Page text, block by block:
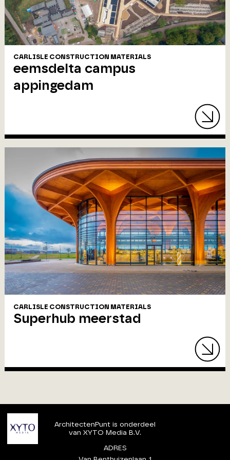
CARLISLE CONSTRUCTION MATERIALS
eemsdelta campus
appingedam
CARLISLE CONSTRUCTION MATERIALS
Superhub meerstad
ArchitectenPunt is onderdeel
van XYTO Media B.V.
ADRES